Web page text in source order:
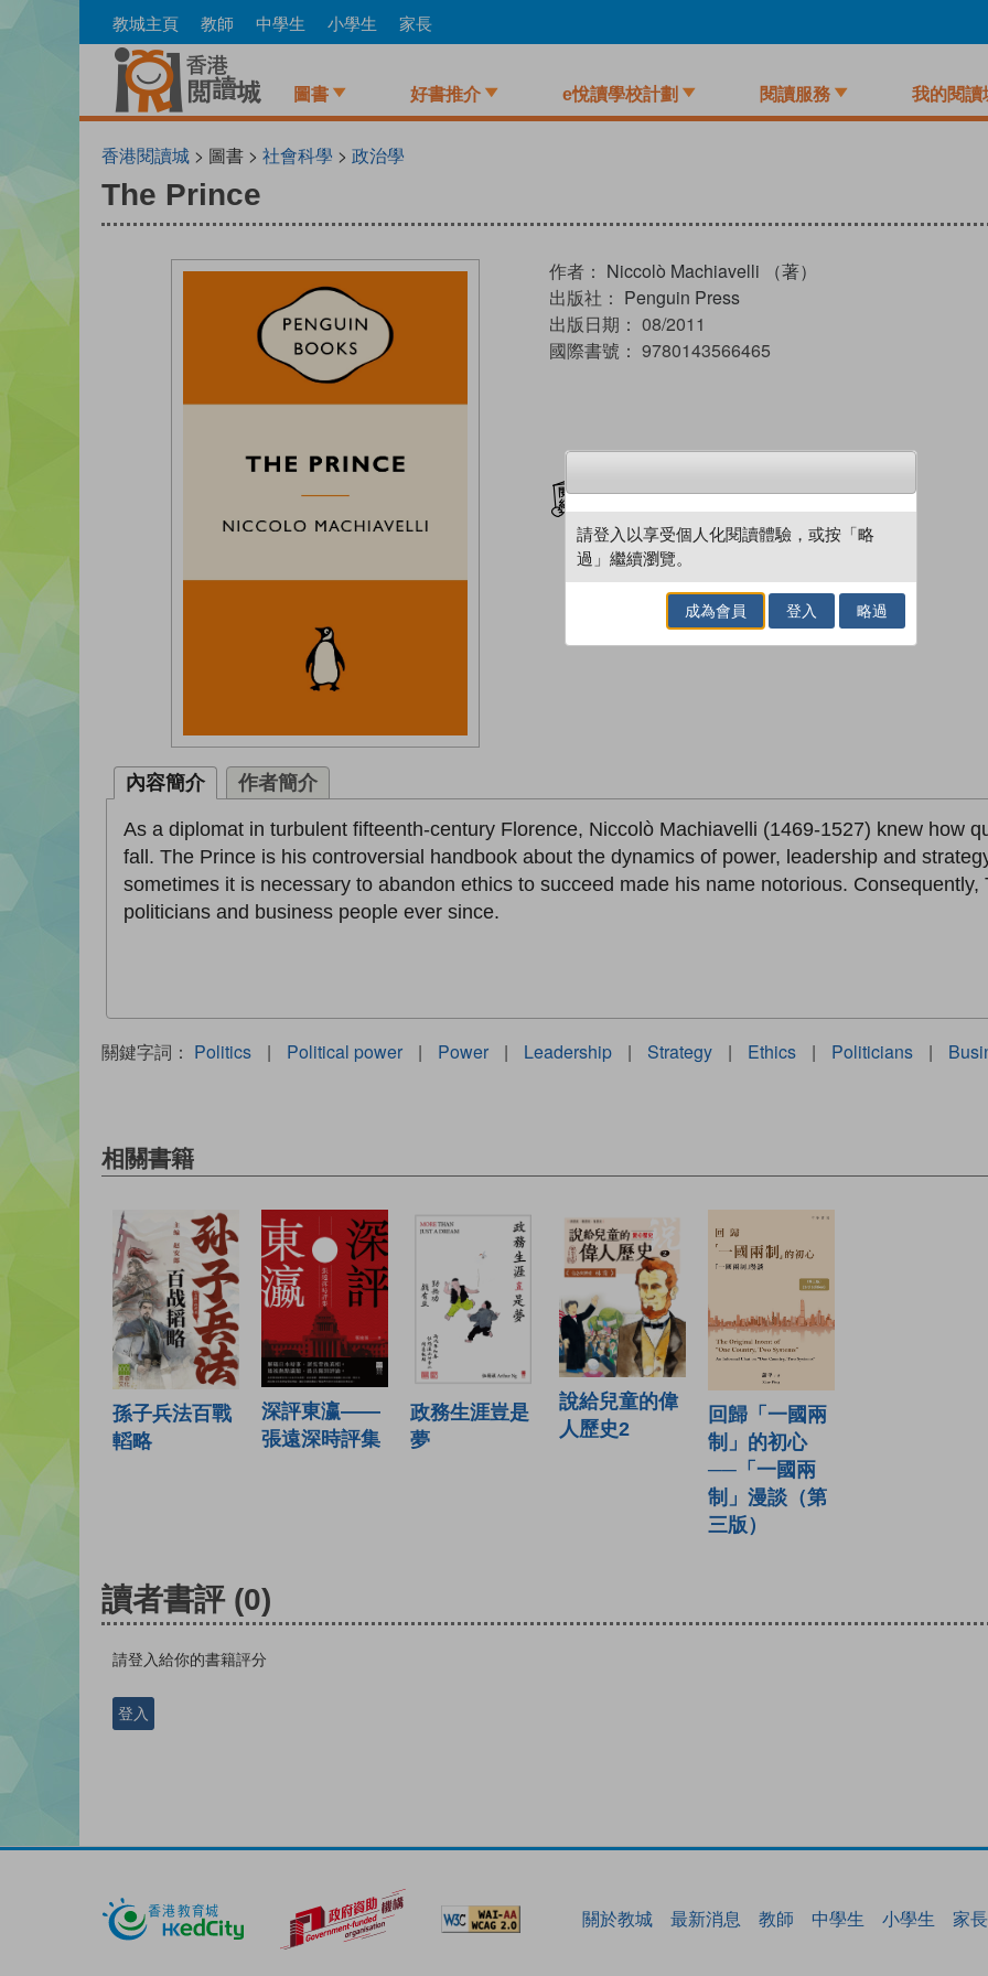
to
教城主頁 教師 中學生 小學生 家長
圖書 好書推介 e悅讀學校計劃 閱讀服務 我的閱讀
香港閱讀城 > 圖書 > 社會科學 > 政治學
The Prince
作者： Niccolò Machiavelli （著）
出版社： Penguin Press
出版日期： 08/2011
國際書號： 9780143566465
內容簡介 作者簡介
As a diplomat in turbulent fifteenth-century Florence, Niccolò Machiavelli (1469-1527) knew how
fall. The Prince is his controversial handbook about the dynamics of power, leadership and
sometimes it is necessary to abandon ethics to succeed made his name notorious.
politicians and business people ever since.
關鍵字詞： Politics | Political power | Power | Leadership | Strategy | Ethics | Politicians |
相關書籍
孫子兵法百戰
轁略
深評東瀛——
張遠深時評集
政務生涯豈是
夢
說給兒童的偉
人歷史2
回歸「一國兩
制」的初心
──「一國兩
制」漫談（第
三版）
讀者書評 (0)
請登入給你的書籍評分
登入
關於教城 最新消息 教師 中學生 小學生 家長
請登入以享受個人化閱讀體驗，或按「略
過」繼續瀏覽。
成為會員 登入 略過